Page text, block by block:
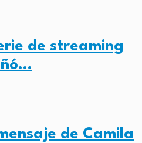
de streaming
de Camila